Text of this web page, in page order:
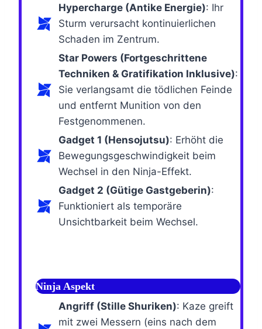
Hypercharge (Antike Energie): Ihr
Sturm verursacht kontinuierlichen
Schaden im Zentrum.
Star Powers (Fortgeschrittene
Techniken & Gratifikation Inklusive):
Sie verlangsamt die tödlichen Feinde
und entfernt Munition von den
Festgenommenen.
Gadget 1 (Hensojutsu): Erhöht die
Bewegungsgeschwindigkeit beim
Wechsel in den Ninja-Effekt.
Gadget 2 (Gütige Gastgeberin):
Funktioniert als temporäre
Unsichtbarkeit beim Wechsel.
Ninja Aspekt
Angriff (Stille Shuriken): Kaze greift
mit zwei Messern (eins nach dem